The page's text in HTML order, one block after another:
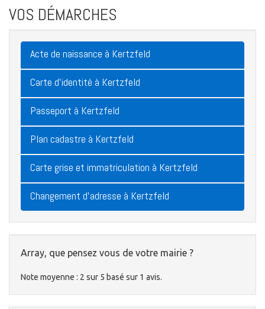
VOS DÉMARCHES
Acte de naissance à Kertzfeld
Carte d'identité à Kertzfeld
Passeport à Kertzfeld
Plan cadastre à Kertzfeld
Carte grise et immatriculation à Kertzfeld
Changement d'adresse à Kertzfeld
Array, que pensez vous de votre mairie ?
Note moyenne : 2 sur 5 basé sur 1 avis.